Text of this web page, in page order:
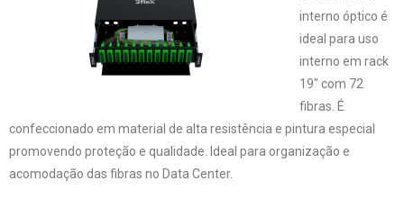
interno óptico é
ideal para uso
interno em rack
19″ com 72
fibras. É
confeccionado em material de alta resistência e pintura especial
promovendo proteção e qualidade. Ideal para organização e
acomodação das fibras no Data Center.